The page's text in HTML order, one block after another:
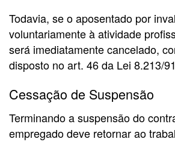
Todavia, se o aposentado por
voluntariamente à atividade
será imediatamente cancelado,
disposto no art. 46 da Lei 8.213/
Cessação de Suspensão
Terminando a suspensão do
empregado deve retornar ao